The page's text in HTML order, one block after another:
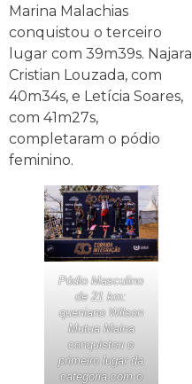
Marina Malachias
conquistou o terceiro
lugar com 39m39s. Najara
Cristian Louzada, com
40m34s, e Letícia Soares,
com 41m27s,
completaram o pódio
feminino.
Pódio Masculino
de 21 km:
queniano Wilson
Mutua Maina
conquistou o
primeiro lugar da
categoria com o